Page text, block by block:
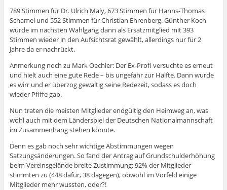
789 Stimmen für Dr. Ulrich Maly, 673 Stimmen für Hanns-Thomas
Schamel und 552 Stimmen für Christian Ehrenberg. Günther Koch
wurde im nächsten Wahlgang dann als Ersatzmitglied mit 393
Stimmen wieder in den Aufsichtsrat gewählt, allerdings nur für 2
Jahre da er nachrückt.
Anmerkung noch zu Mark Oechler: Der Ex-Profi versuchte es erneut
und hielt auch eine gute Rede – bis ungefähr zur Hälfte. Dann wurde
es wirr und er überzog gewaltig seine Redezeit, sodass es doch
wieder Pfiffe gab.
Nun traten die meisten Mitglieder endgültig den Heimweg an, was
wohl auch mit dem Länderspiel der Deutschen Nationalmannschaft
im Zusammenhang stehen könnte.
Denn es gab noch sehr wichtige Abstimmungen wegen
Satzungsänderungen. So fand der Antrag auf Grundschulderhöhung
beim Vereinsgelände breite Zustimmung: 92% der Mitglieder
stimmten zu (448 dafür, 38 dagegen), obwohl im Vorfeld einige
Mitglieder mehr wussten, oder?!